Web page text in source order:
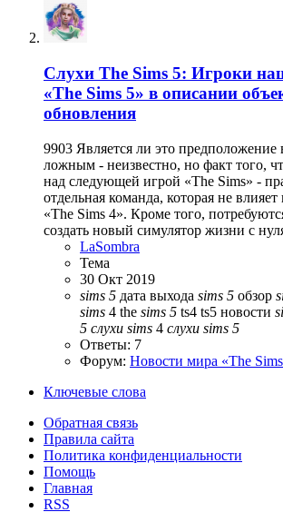
Слухи The Sims 5: Игроки
«The Sims 5» в описании
обновления
9903 Является ли это
ложным - неизвестно, но факт того,
над следующей игрой «The Sims» -
отдельная команда, которая не влияет
«The Sims 4». Кроме того,
создать новый симулятор жизни с
LaSombra
Тема
30 Окт 2019
sims 5 дата выхода sims 5 обзор
sims 4 the sims 5 ts4 ts5 новости
5 слухи sims 4 слухи sims 5
Ответы: 7
Форум: Новости мира «The
Ключевые слова
Обратная связь
Правила сайта
Политика конфиденциальности
Помощь
Главная
RSS